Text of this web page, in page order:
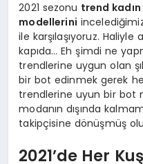
2021 sezonu trend
modellerini
ile karşılaşıyoruz.
kapıda… Eh şimdi ne
trendlerine uygun olan
bir bot edinmek gerek
trendlerine uyun bir bot
modanın dışında
takipçisine dönüşmüş
2021’de Her